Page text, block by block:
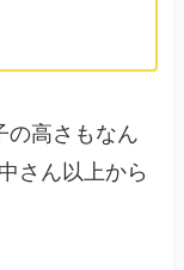
の高さもなん
さん以上から